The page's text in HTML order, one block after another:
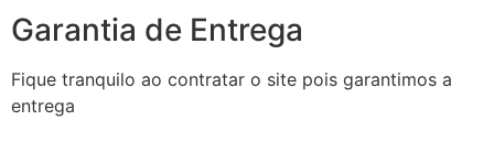
Garantia de Entrega
Fique tranquilo ao contratar o site pois garantimos a
entrega